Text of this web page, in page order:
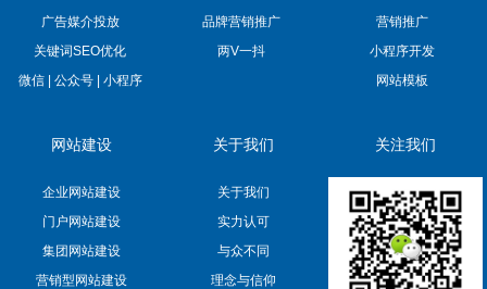
广告媒介投放
品牌营销推广
关键词SEO优化
两V一抖
微信 | 公众号 | 小程序
营销推广
小程序开发
网站模板
网站建设
企业网站建设
门户网站建设
集团网站建设
营销型网站建设
关于我们
关于我们
实力认可
与众不同
理念与信仰
关注我们